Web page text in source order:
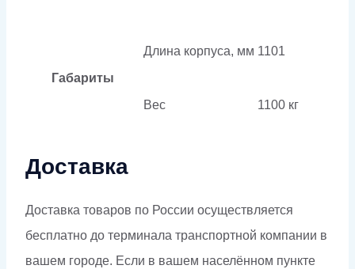
Габариты
Длина корпуса, мм 1101
Вес 1100 кг
Доставка
Доставка товаров по России осуществляется
бесплатно до терминала транспортной компании в
вашем городе. Если в вашем населённом пункте